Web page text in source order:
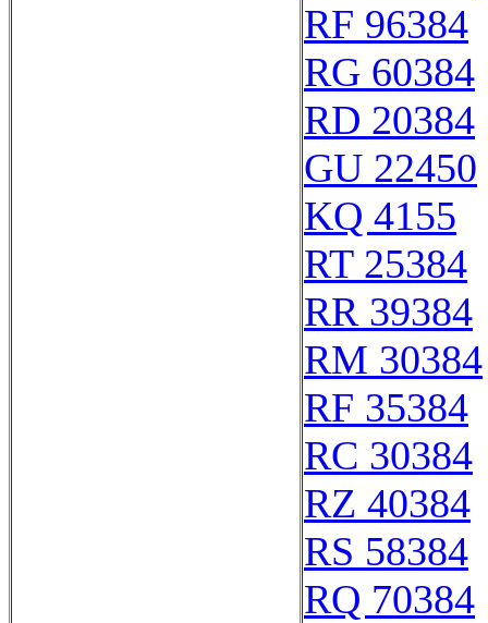
RF 96384
RG 60384
RD 20384
GU 22450
KQ 4155
RT 25384
RR 39384
RM 30384
RF 35384
RC 30384
RZ 40384
RS 58384
RQ 70384